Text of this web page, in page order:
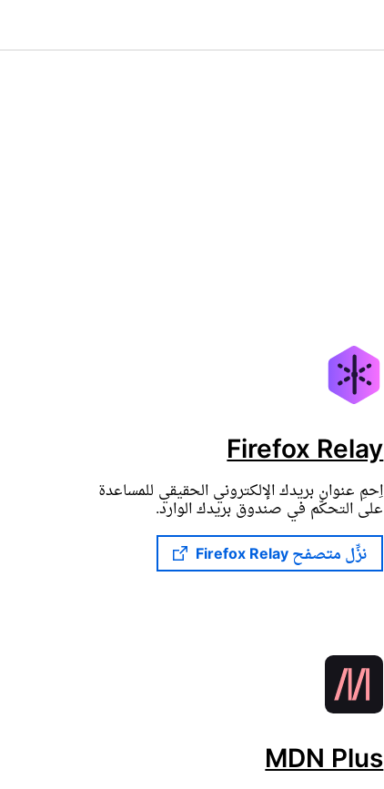
Firefox Relay
اِحمِ عنوان بريدك الإلكتروني الحقيقي للمساعدة
على التحكّم في صندوق بريدك الوارد.
نزِّل متصفح Firefox Relay
MDN Plus